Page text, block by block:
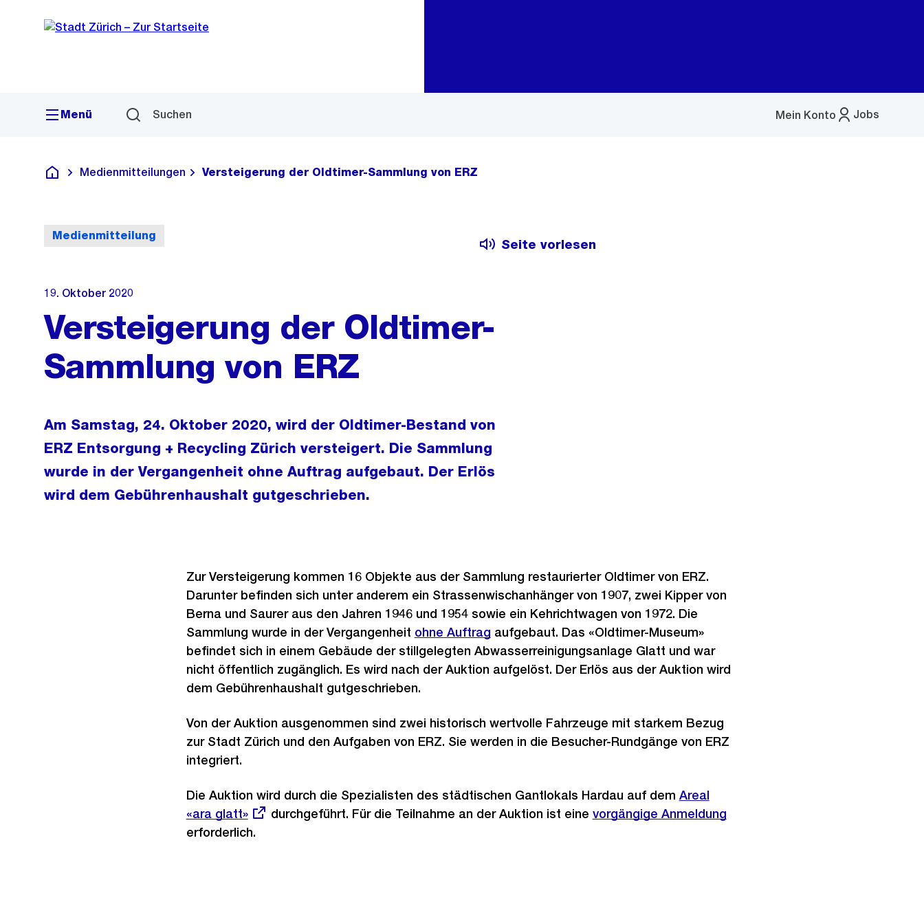
Navigation
Sprunglink
Menü Suchen Jobs
Mein Konto
Menü
Deutsch
Medienmitteilungen Versteigerung der Oldtimer-Sammlung von ERZ
Medienmitteilung
Seite vorlesen
19. Oktober 2020
Versteigerung der Oldtimer-
Sammlung von ERZ
Am Samstag, 24. Oktober 2020, wird der Oldtimer-Bestand von
ERZ Entsorgung + Recycling Zürich versteigert. Die Sammlung
wurde in der Vergangenheit ohne Auftrag aufgebaut. Der Erlös
wird dem Gebührenhaushalt gutgeschrieben.
Zur Versteigerung kommen 16 Objekte aus der Sammlung restaurierter Oldtimer von ERZ.
Darunter befinden sich unter anderem ein Strassenwischanhänger von 1907, zwei Kipper von
Berna und Saurer aus den Jahren 1946 und 1954 sowie ein Kehrichtwagen von 1972. Die
Sammlung wurde in der Vergangenheit ohne Auftrag aufgebaut. Das «Oldtimer-Museum»
befindet sich in einem Gebäude der stillgelegten Abwasserreinigungsanlage Glatt und war
nicht öffentlich zugänglich. Es wird nach der Auktion aufgelöst. Der Erlös aus der Auktion wird
dem Gebührenhaushalt gutgeschrieben.
Von der Auktion ausgenommen sind zwei historisch wertvolle Fahrzeuge mit starkem Bezug
zur Stadt Zürich und den Aufgaben von ERZ. Sie werden in die Besucher-Rundgänge von ERZ
integriert.
Die Auktion wird durch die Spezialisten des städtischen Gantlokals Hardau auf dem Externer
Link:
Areal
«ara glatt»
durchgeführt. Für die Teilnahme an der Auktion ist eine vorgängige Anmeldung
erforderlich.